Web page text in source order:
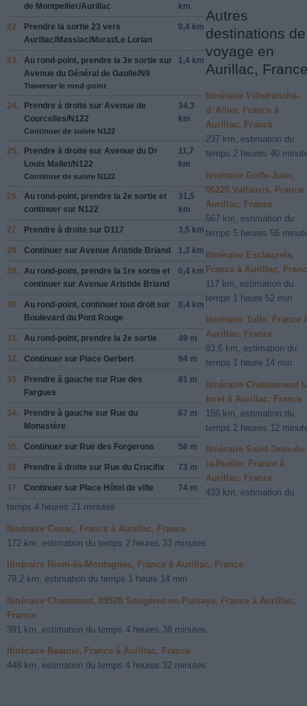
de Montpellier/Aurillac
km
22. Prendre la sortie 23 vers
Aurillac/Massiac/Murat/Le Lorian
0,4 km
23. Au rond-point, prendre la 3e sortie sur
Avenue du Général de Gaulle/N9
Traverser le rond-point
1,4 km
24. Prendre à droite sur Avenue de
Courcelles/N122
Continuer de suivre N122
34,3
km
25. Prendre à droite sur Avenue du Dr
Louis Mallet/N122
Continuer de suivre N122
11,7
km
26. Au rond-point, prendre la 2e sortie et
continuer sur N122
31,5
km
27. Prendre à droite sur D117 3,5 km
28. Continuer sur Avenue Aristide Briand 1,3 km
29. Au rond-point, prendre la 1re sortie et
continuer sur Avenue Aristide Briand
0,4 km
30.
Au rond-point, continuer tout droit sur
Boulevard du Pont Rouge
0,4 km
31. Au rond-point, prendre la 2e sortie 49 m
32. Continuer sur Place Gerbert 94 m
33. Prendre à gauche sur Rue des
Fargues
81 m
34. Prendre à gauche sur Rue du
Monastère
67 m
35. Continuer sur Rue des Forgerons 58 m
36. Prendre à droite sur Rue du Crucifix 73 m
37. Continuer sur Place Hôtel de ville 74 m
Autres
destinations de
voyage en
Aurillac,
Itinéraire Villefranche-
d"Allier, France à
Aurillac, France
237 km, estimation du
temps 2 heures 40
Itinéraire Golfe-Juan,
06220 Vallauris, France
Aurillac, France
567 km, estimation du
temps 5 heures 56
Itinéraire Esclauzels,
France à Aurillac,
117 km, estimation du
temps 1 heure 52 min
Itinéraire Tulle, France
Aurillac, France
83,6 km, estimation du
temps 1 heure 14 min
Itinéraire Chateauneuf
foret à Aurillac, France
156 km, estimation du
temps 2 heures 12
Itinéraire Saint-Jean-de-
la-Ruelle, France à
Aurillac, France
433 km, estimation du
temps 4 heures 21 minutes
Itinéraire Cunac, France à Aurillac, France
172 km, estimation du temps 2 heures 33 minutes
Itinéraire Riom-és-Montagnes, France à Aurillac, France
79,2 km, estimation du temps 1 heure 14 min
Itinéraire Chauminet, 89520 Sougères-en-Puisaye, France à Aurillac,
France
391 km, estimation du temps 4 heures 38 minutes
Itinéraire Beaune, France à Aurillac, France
448 km, estimation du temps 4 heures 32 minutes